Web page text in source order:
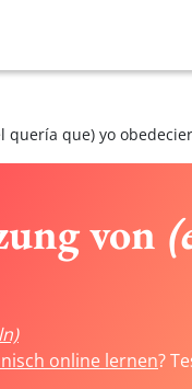
quería que) yo
von
online lernen?